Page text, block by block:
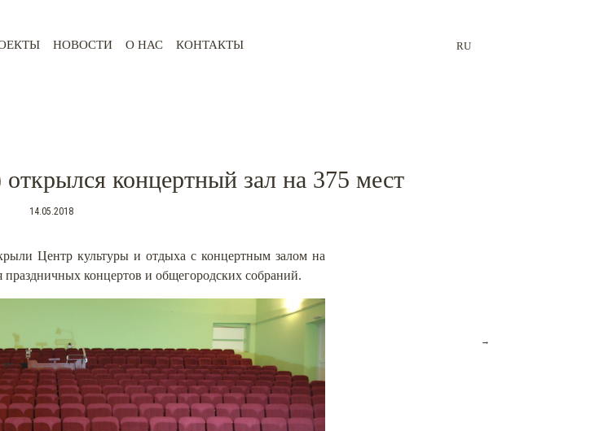
НОВОСТИ О НАС КОНТАКТЫ RU
концертный зал на 375 мест
14.05.2018
Центр культуры и отдыха с концертным залом на
праздничных концертов и общегородских собраний.
→